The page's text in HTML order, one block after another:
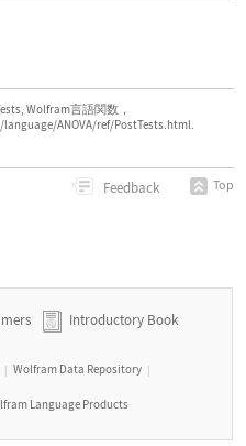
Wolfram言語関数，
ANOVA/ref/PostTests.html.
Feedback Top
Introductory Book
| Wolfram Data Repository |
Language Products